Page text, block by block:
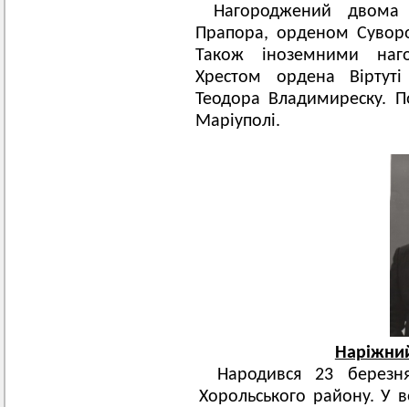
Нагороджений
Прапора, орденом
Також іноземними
Хрестом ордена
Теодора Владимиреску.
Маріуполі.
Народився 23
Хорольського району. У